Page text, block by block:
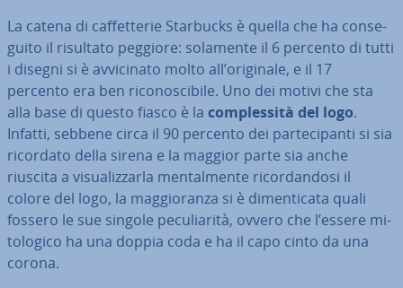
La catena di caf­fet­te­rie Starbucks è quella che ha con­se­
gui­to il risultato peggiore: solamente il 6 percento di tutti
i disegni si è av­vi­ci­na­to molto all’originale, e il 17
percento era ben ri­co­no­sci­bi­le. Uno dei motivi che sta
alla base di questo fiasco è la com­ples­si­tà del logo.
Infatti, sebbene circa il 90 percento dei par­te­ci­pan­ti si sia
ricordato della sirena e la maggior parte sia anche
riuscita a vi­sua­liz­zar­la men­tal­men­te ri­cor­dan­do­si il
colore del logo, la mag­gio­ran­za si è di­men­ti­ca­ta quali
fossero le sue singole pe­cu­lia­ri­tà, ovvero che l’essere mi­
to­lo­gi­co ha una doppia coda e ha il capo cinto da una
corona.